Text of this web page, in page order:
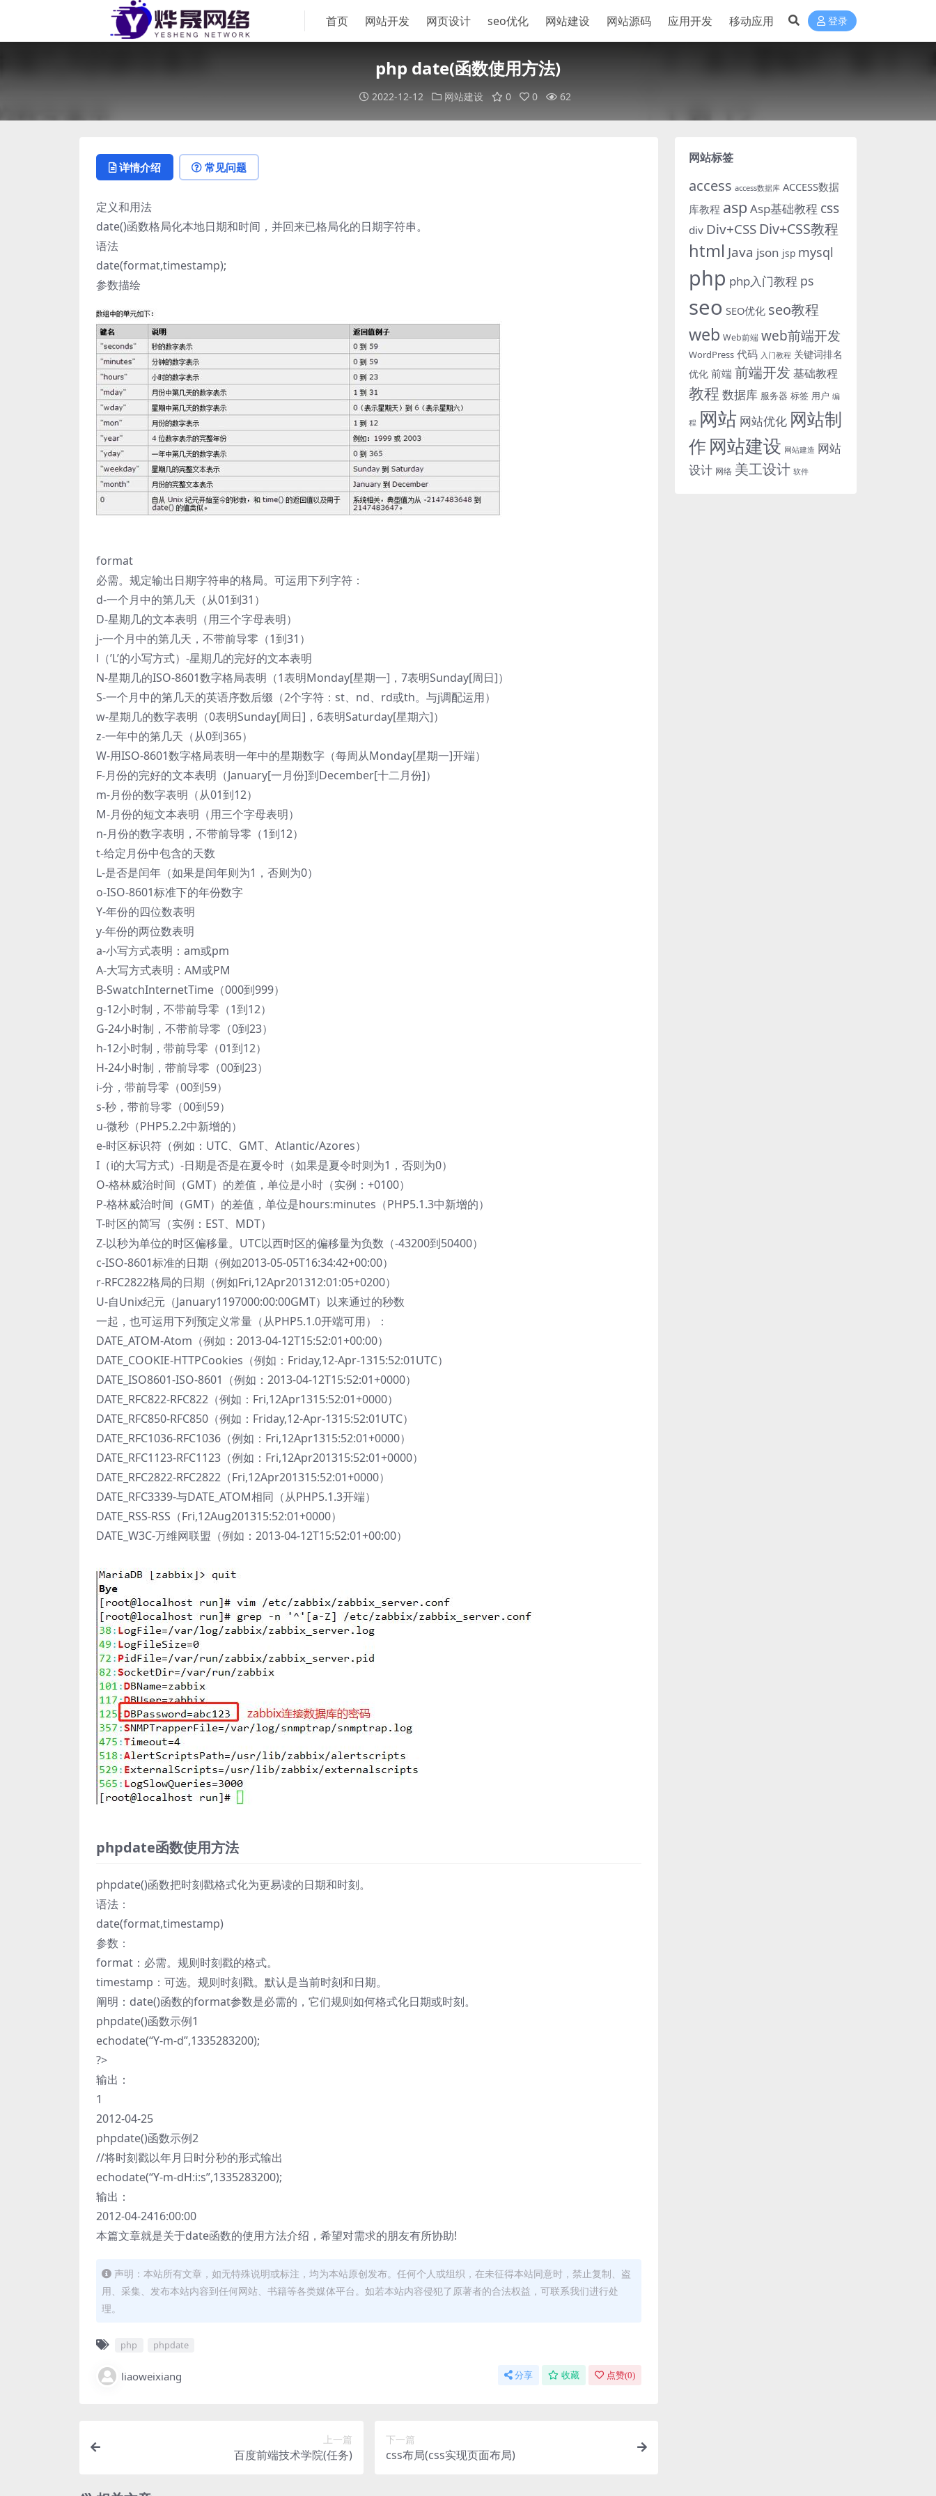
首页 网站开发 网页设计 seo优化 网站建设 网站源码 应用开发 移动应用 登录
php date(函数使用方法)
2022-12-12 网站建设 0 0 62
详情介绍 常见问题
定义和用法
date()函数格局化本地日期和时间，并回来已格局化的日期字符串。
语法
date(format,timestamp);
参数描绘
format
必需。规定输出日期字符串的格局。可运用下列字符：
d-一个月中的第几天（从01到31）
D-星期几的文本表明（用三个字母表明）
j-一个月中的第几天，不带前导零（1到31）
l（’L’的小写方式）-星期几的完好的文本表明
N-星期几的ISO-8601数字格局表明（1表明Monday[星期一]，7表明Sunday[周日]）
S-一个月中的第几天的英语序数后缀（2个字符：st、nd、rd或th。与j调配运用）
w-星期几的数字表明（0表明Sunday[周日]，6表明Saturday[星期六]）
z-一年中的第几天（从0到365）
W-用ISO-8601数字格局表明一年中的星期数字（每周从Monday[星期一]开端）
F-月份的完好的文本表明（January[一月份]到December[十二月份]）
m-月份的数字表明（从01到12）
M-月份的短文本表明（用三个字母表明）
n-月份的数字表明，不带前导零（1到12）
t-给定月份中包含的天数
L-是否是闰年（如果是闰年则为1，否则为0）
o-ISO-8601标准下的年份数字
Y-年份的四位数表明
y-年份的两位数表明
a-小写方式表明：am或pm
A-大写方式表明：AM或PM
B-SwatchInternetTime（000到999）
g-12小时制，不带前导零（1到12）
G-24小时制，不带前导零（0到23）
h-12小时制，带前导零（01到12）
H-24小时制，带前导零（00到23）
i-分，带前导零（00到59）
s-秒，带前导零（00到59）
u-微秒（PHP5.2.2中新增的）
e-时区标识符（例如：UTC、GMT、Atlantic/Azores）
I（i的大写方式）-日期是否是在夏令时（如果是夏令时则为1，否则为0）
O-格林威治时间（GMT）的差值，单位是小时（实例：+0100）
P-格林威治时间（GMT）的差值，单位是hours:minutes（PHP5.1.3中新增的）
T-时区的简写（实例：EST、MDT）
Z-以秒为单位的时区偏移量。UTC以西时区的偏移量为负数（-43200到50400）
c-ISO-8601标准的日期（例如2013-05-05T16:34:42+00:00）
r-RFC2822格局的日期（例如Fri,12Apr201312:01:05+0200）
U-自Unix纪元（January1197000:00:00GMT）以来通过的秒数
一起，也可运用下列预定义常量（从PHP5.1.0开端可用）：
DATE_ATOM-Atom（例如：2013-04-12T15:52:01+00:00）
DATE_COOKIE-HTTPCookies（例如：Friday,12-Apr-1315:52:01UTC）
DATE_ISO8601-ISO-8601（例如：2013-04-12T15:52:01+0000）
DATE_RFC822-RFC822（例如：Fri,12Apr1315:52:01+0000）
DATE_RFC850-RFC850（例如：Friday,12-Apr-1315:52:01UTC）
DATE_RFC1036-RFC1036（例如：Fri,12Apr1315:52:01+0000）
DATE_RFC1123-RFC1123（例如：Fri,12Apr201315:52:01+0000）
DATE_RFC2822-RFC2822（Fri,12Apr201315:52:01+0000）
DATE_RFC3339-与DATE_ATOM相同（从PHP5.1.3开端）
DATE_RSS-RSS（Fri,12Aug201315:52:01+0000）
DATE_W3C-万维网联盟（例如：2013-04-12T15:52:01+00:00）
phpdate函数使用方法
phpdate()函数把时刻戳格式化为更易读的日期和时刻。
语法：
date(format,timestamp)
参数：
format：必需。规则时刻戳的格式。
timestamp：可选。规则时刻戳。默认是当前时刻和日期。
阐明：date()函数的format参数是必需的，它们规则如何格式化日期或时刻。
phpdate()函数示例1
echodate(“Y-m-d”,1335283200);
?>
输出：
1
2012-04-25
phpdate()函数示例2
//将时刻戳以年月日时分秒的形式输出
echodate(“Y-m-dH:i:s”,1335283200);
输出：
2012-04-2416:00:00
本篇文章就是关于date函数的使用方法介绍，希望对需求的朋友有所协助!
声明：本站所有文章，如无特殊说明或标注，均为本站原创发布。任何个人或组织，在未征得本站同意时，禁止复制、盗
用、采集、发布本站内容到任何网站、书籍等各类媒体平台。如若本站内容侵犯了原著者的合法权益，可联系我们进行处
理。
php phpdate
liaoweixiang 分享 收藏 点赞(0)
上一篇
百度前端技术学院(任务)
下一篇
css布局(css实现页面布局)
网站标签
access access数据库 ACCESS数据
库教程 asp Asp基础教程 css
div Div+CSS Div+CSS教程
html Java json jsp mysql
php php入门教程 ps
seo SEO优化 seo教程
web Web前端 web前端开发
WordPress 代码 入门教程 关键词排名
优化 前端 前端开发 基础教程
教程 数据库 服务器 标签 用户 编
程 网站 网站优化 网站制
作 网站建设 网站建造 网站
设计 网络 美工设计 软件